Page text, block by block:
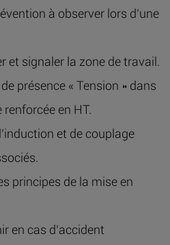
à observer lors d’une
et signaler la zone de travail.
présence « Tension » dans
en HT.
et de couplage
principes de la mise en
en cas d’accident